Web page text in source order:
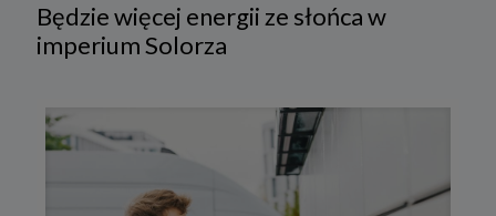
Będzie więcej energii ze słońca w
imperium Solorza